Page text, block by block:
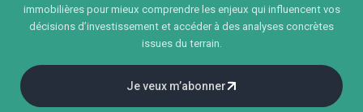
immobilières pour mieux comprendre les enjeux qui influencent vos
décisions d’investissement et accéder à des analyses concrètes
issues du terrain.
Je veux m’abonner